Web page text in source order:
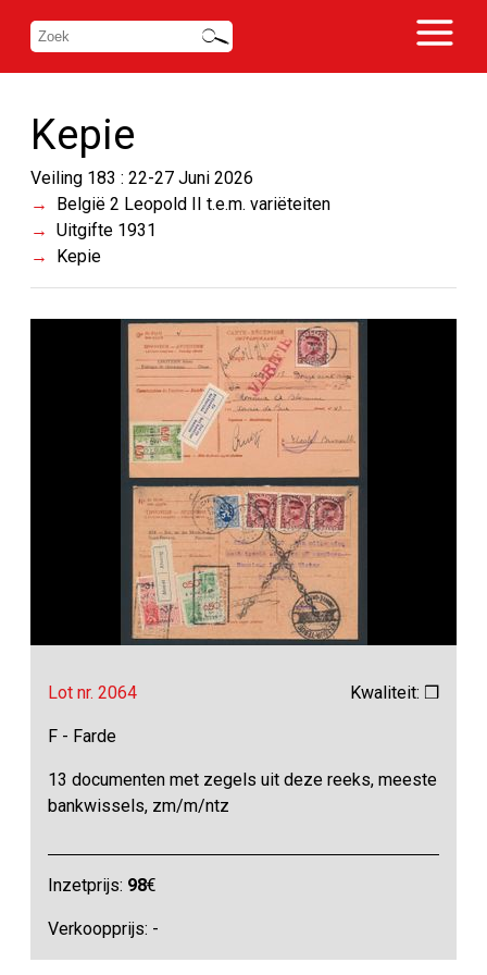
Kepie
Veiling 183 : 22-27 Juni 2026
België 2 Leopold II t.e.m. variëteiten
Uitgifte 1931
Kepie
Lot nr. 2064 Kwaliteit: ❒
F - Farde
13 documenten met zegels uit deze reeks, meeste
bankwissels, zm/m/ntz
Inzetprijs: 98€
Verkoopprijs: -